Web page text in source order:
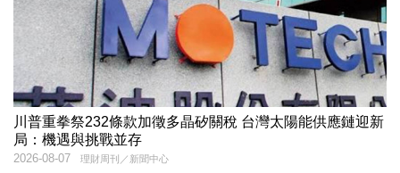
川普重拳祭232條款加徵多晶矽關稅 台灣太陽能供應鏈迎新
局：機遇與挑戰並存
理財周刊／新聞中心
2026-08-07